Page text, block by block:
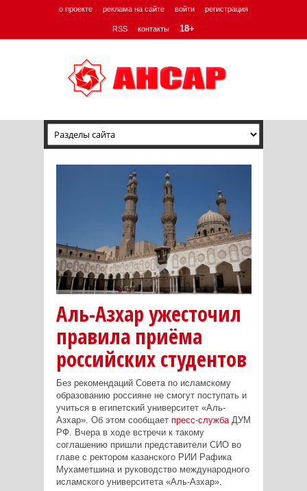
о проекте реклама на сайте войти регистрация
RSS контакты 18+
Аль-Азхар ужесточил
правила приёма
российских студентов
Без рекомендаций Совета по исламскому
образованию россияне не смогут поступать и
учиться в египетский университет «Аль-
Азхар». Об этом сообщает пресс-службаДУМ
РФ. Вчера в ходе встречи к такому
соглашению пришли представители СИО во
главе с ректором казанского РИИ Рафика
Мухаметшина и руководство международного
исламского университета «Аль-Азхар».